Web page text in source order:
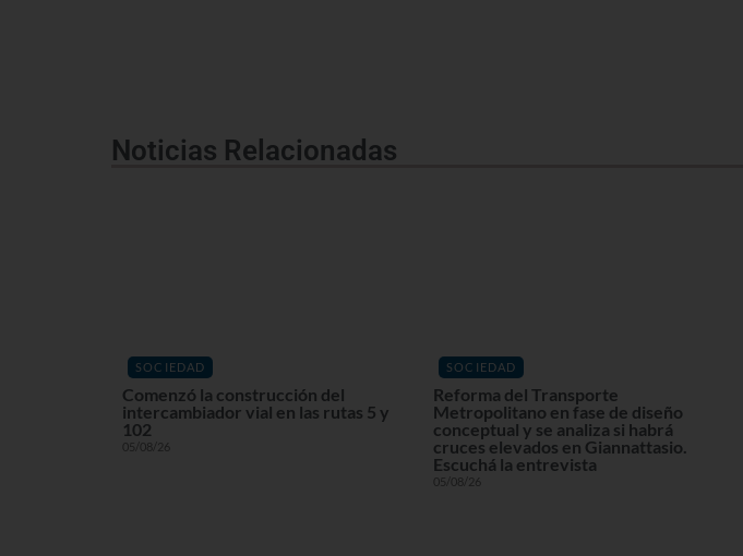
Noticias Relacionadas
SOCIEDAD
Comenzó la construcción del
intercambiador vial en las rutas 5 y
102
05/08/26
SOCIEDAD
Reforma del Transporte
Metropolitano en fase de diseño
conceptual y se analiza si habrá
cruces elevados en Giannattasio.
Escuchá la entrevista
05/08/26